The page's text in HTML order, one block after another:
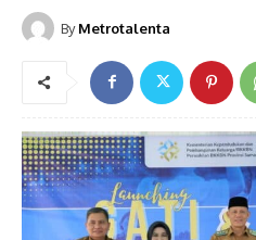
By Metrotalenta